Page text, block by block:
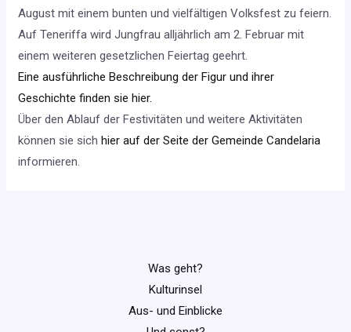
August mit einem bunten und vielfältigen Volksfest zu feiern.
Auf Teneriffa wird Jungfrau alljährlich am 2. Februar mit
einem weiteren gesetzlichen Feiertag geehrt.
Eine ausführliche Beschreibung der Figur und ihrer
Geschichte finden sie hier.
Über den Ablauf der Festivitäten und weitere Aktivitäten
können sie sichhier auf der Seite der Gemeinde Candelaria
informieren.
Was geht?
Kulturinsel
Aus- und Einblicke